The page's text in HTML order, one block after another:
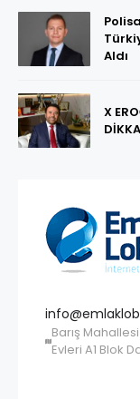
Aldı
X
Barış
Evleri A1 Blok